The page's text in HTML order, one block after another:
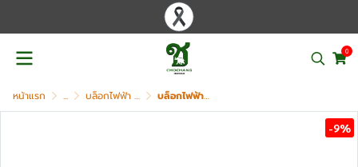
0
หน้าแรก ... บล็อกไฟฟ้า / บล็อกแบตเตอรี่ / บล็อกไร้สาย บล็อกไฟฟ้า ขนาด 3/4 นิ้ว DCK รุ่น KPB22C
-9%